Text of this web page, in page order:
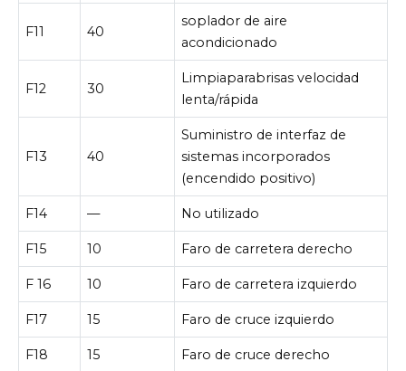
F11 40
soplador de aire
acondicionado
F12 30
Limpiaparabrisas velocidad
lenta/rápida
F13 40
Suministro de interfaz de
sistemas incorporados
(encendido positivo)
F14 — No utilizado
F15 10 Faro de carretera derecho
F 16 10 Faro de carretera izquierdo
F17 15 Faro de cruce izquierdo
F18 15 Faro de cruce derecho